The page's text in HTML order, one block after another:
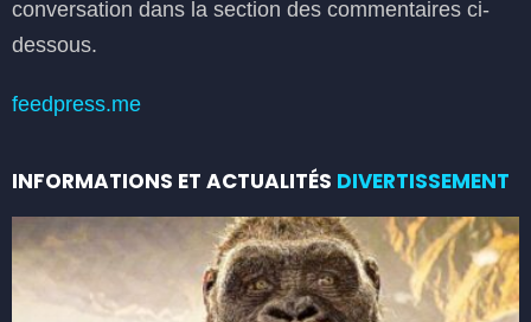
conversation dans la section des commentaires ci-
dessous.
feedpress.me
INFORMATIONS ET ACTUALITÉS DIVERTISSEMENT